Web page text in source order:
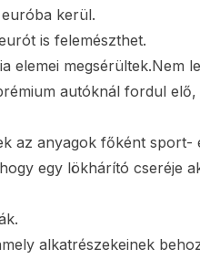
kerül.
is felemészthet.
elemei megsérültek.Nem
autóknál fordul
az anyagok főként sport-
egy lökhárító cseréje
alkatrészekeinek